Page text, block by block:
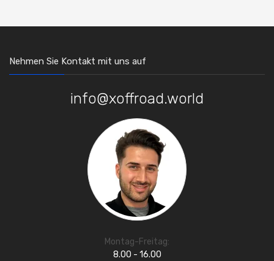
Nehmen Sie Kontakt mit uns auf
info@xoffroad.world
Montag-Freitag:
8.00 - 16.00